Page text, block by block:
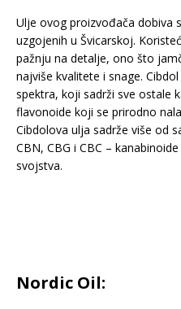
Ulje ovog proizvođača dobiva
uzgojenih u Švicarskoj.
pažnju na detalje, ono što
najviše kvalitete i snage.
spektra, koji sadrži sve ostale
flavonoide koji se prirodno
Cibdolova ulja sadrže više od
CBN, CBG i CBC –
svojstva.
Nordic Oil: